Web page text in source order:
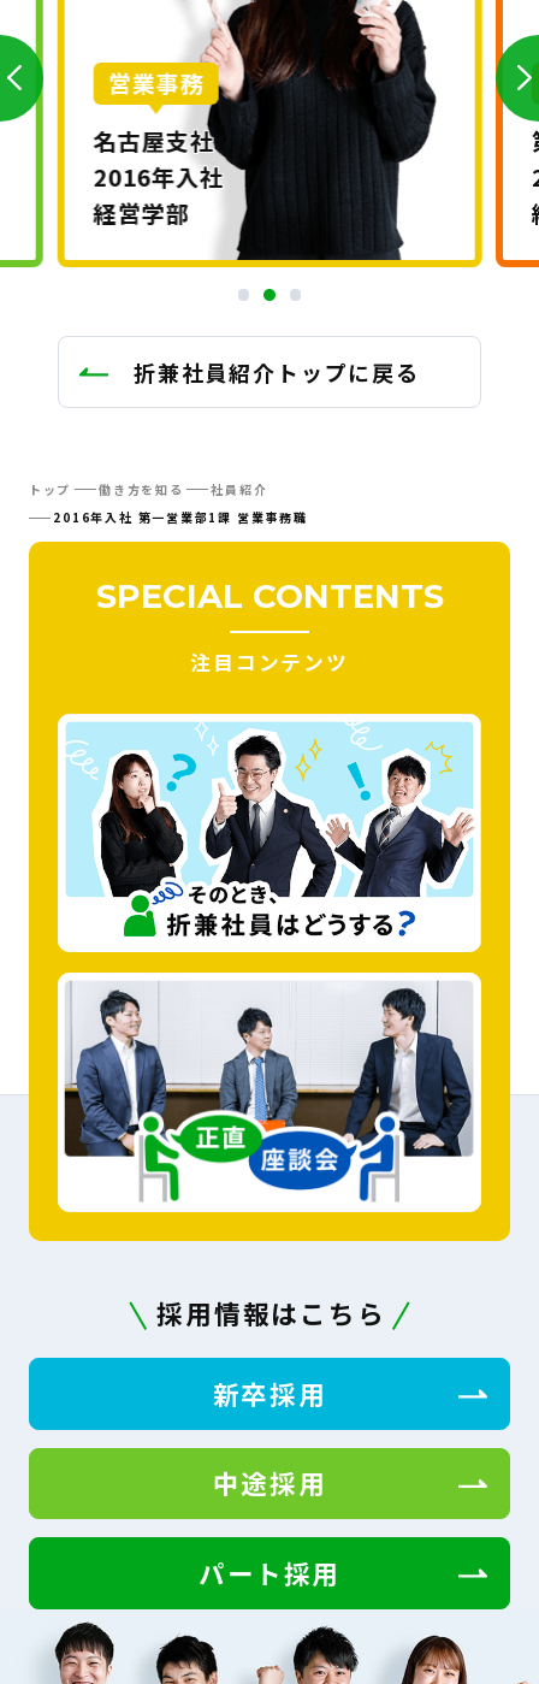
営業事務
名古屋支社
2016年入社
経営学部
折兼社員紹介トップに戻る
トップ 働き方を知る
社員紹介
2016年入社 第一営業部1課 営業事務職
SPECIAL CONTENTS
注目コンテンツ
採用情報はこちら
新卒採用
中途採用
パート採用